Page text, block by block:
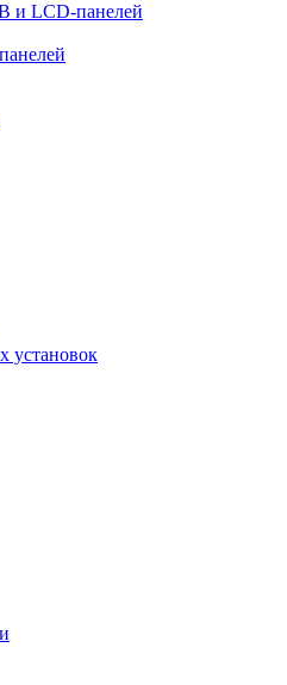
и LCD-панелей
установок